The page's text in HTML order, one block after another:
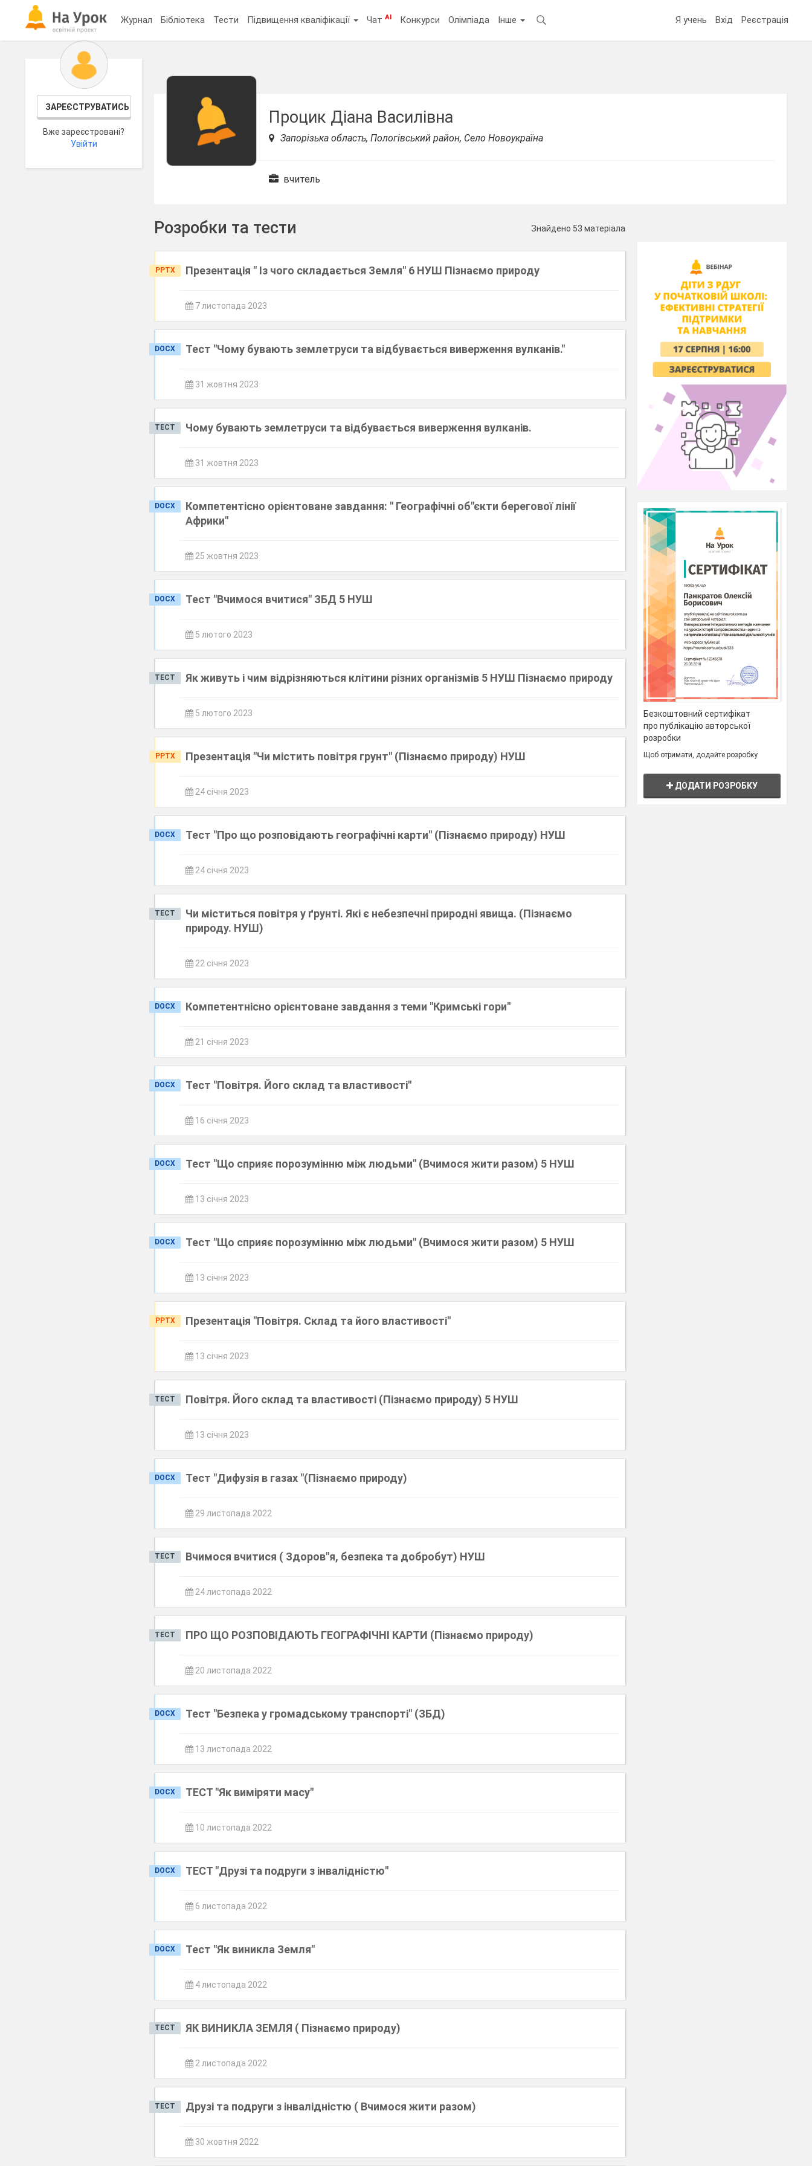
Журнал Бібліотека Тести Підвищення кваліфікації ЧатAI Конкурси Олімпіада Інше Я учень Вхід Реєстрація
ЗАРЕЄСТРУВАТИСЬ
Вже зареєстровані?
Увійти
Процик Діана Василівна
Запорізька область, Пологівський район, Село Новоукраїна
вчитель
Розробки та тести Знайдено 53 матеріала
PPTX Презентація " Із чого складається Земля" 6 НУШ Пізнаємо природу
7 листопада 2023
DOCX Тест "Чому бувають землетруси та відбувається виверження вулканів."
31 жовтня 2023
ТЕСТ Чому бувають землетруси та відбувається виверження вулканів.
31 жовтня 2023
DOCX
Компетентісно орієнтоване завдання: " Географічні об"єкти берегової лінії
Африки"
25 жовтня 2023
DOCX Тест "Вчимося вчитися" ЗБД 5 НУШ
5 лютого 2023
ТЕСТ Як живуть і чим відрізняються клітини різних організмів 5 НУШ Пізнаємо природу
5 лютого 2023
PPTX Презентація "Чи містить повітря грунт" (Пізнаємо природу) НУШ
24 січня 2023
DOCX Тест "Про що розповідають географічні карти" (Пізнаємо природу) НУШ
24 січня 2023
ТЕСТ
Чи міститься повітря у ґрунті. Які є небезпечні природні явища. (Пізнаємо
природу. НУШ)
22 січня 2023
DOCX Компетентнісно орієнтоване завдання з теми "Кримські гори"
21 січня 2023
DOCX Тест "Повітря. Його склад та властивості"
16 січня 2023
DOCX Тест "Що сприяє порозумінню між людьми" (Вчимося жити разом) 5 НУШ
13 січня 2023
DOCX Тест "Що сприяє порозумінню між людьми" (Вчимося жити разом) 5 НУШ
13 січня 2023
PPTX Презентація "Повітря. Склад та його властивості"
13 січня 2023
ТЕСТ Повітря. Його склад та властивості (Пізнаємо природу) 5 НУШ
13 січня 2023
DOCX Тест "Дифузія в газах "(Пізнаємо природу)
29 листопада 2022
ТЕСТ Вчимося вчитися ( Здоров"я, безпека та добробут) НУШ
24 листопада 2022
ТЕСТ ПРО ЩО РОЗПОВІДАЮТЬ ГЕОГРАФІЧНІ КАРТИ (Пізнаємо природу)
20 листопада 2022
DOCX Тест "Безпека у громадському транспорті" (ЗБД)
13 листопада 2022
DOCX ТЕСТ "Як виміряти масу"
10 листопада 2022
DOCX ТЕСТ "Друзі та подруги з інвалідністю"
6 листопада 2022
DOCX Тест "Як виникла Земля"
4 листопада 2022
ТЕСТ ЯК ВИНИКЛА ЗЕМЛЯ ( Пізнаємо природу)
2 листопада 2022
ТЕСТ Друзі та подруги з інвалідністю ( Вчимося жити разом)
30 жовтня 2022
Безкоштовний сертифікат
про публікацію авторської
розробки
Щоб отримати, додайте розробку
ДОДАТИ РОЗРОБКУ